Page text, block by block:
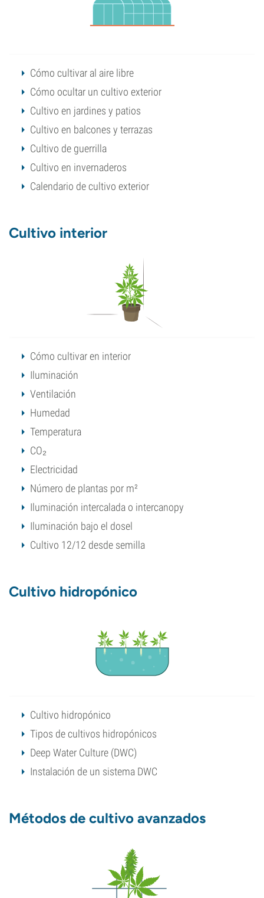
Cómo cultivar al aire libre
Cómo ocultar un cultivo exterior
Cultivo en jardines y patios
Cultivo en balcones y terrazas
Cultivo de guerrilla
Cultivo en invernaderos
Calendario de cultivo exterior
Cultivo interior
Cómo cultivar en interior
Iluminación
Ventilación
Humedad
Temperatura
CO₂
Electricidad
Número de plantas por m²
Iluminación intercalada o intercanopy
Iluminación bajo el dosel
Cultivo 12/12 desde semilla
Cultivo hidropónico
Cultivo hidropónico
Tipos de cultivos hidropónicos
Deep Water Culture (DWC)
Instalación de un sistema DWC
Métodos de cultivo avanzados